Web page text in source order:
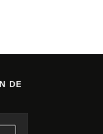
DE